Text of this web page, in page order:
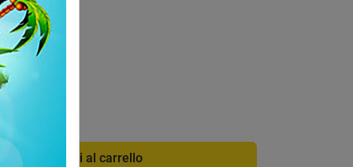
info
Aggiungi al carrello